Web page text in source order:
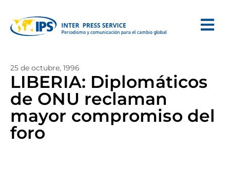
25 de octubre, 1996
LIBERIA: Diplomáticos
de ONU reclaman
mayor compromiso del
foro